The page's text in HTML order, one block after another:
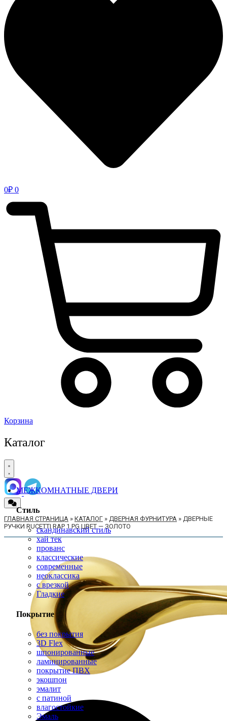
0₽ 0
Корзина
Каталог
МЕЖКОМНАТНЫЕ ДВЕРИ
Стиль
скандинавский стиль
хай тек
прованс
классические
современные
неоклассика
с врезкой
Гладкие
Покрытие
без покрытия
3D Flex
шпонированные
ламинированные
покрытие ПВХ
экошпон
эмалит
с патиной
влагостойкие
Эмаль
ГЛАВНАЯ СТРАНИЦА » КАТАЛОГ » ДВЕРНАЯ ФУРНИТУРА » ДВЕРНЫЕ
РУЧКИ RUCETTI RAP 1 PG ЦВЕТ — ЗОЛОТО